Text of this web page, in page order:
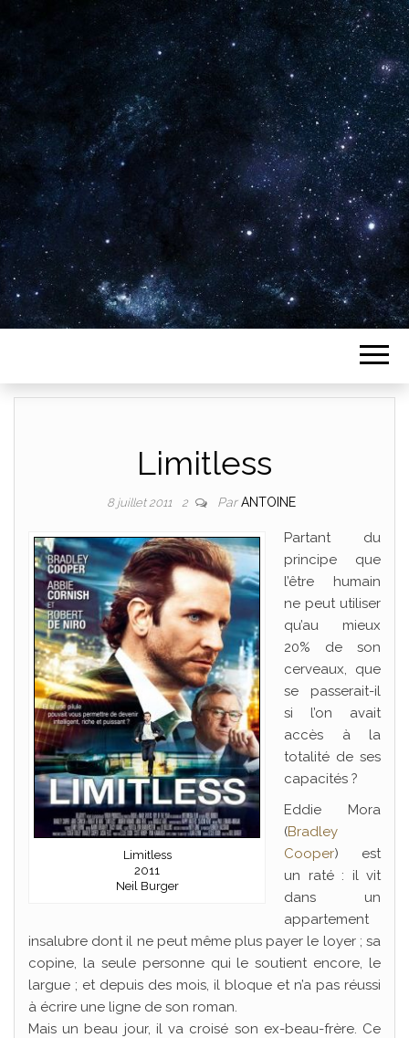
Plus de 2800 critiques de films
Limitless
8 juillet 2011 2 ParANTOINE
Limitless
2011
Neil Burger
Partant du
principe que
l’être humain
ne peut utiliser
qu’au mieux
20% de son
cerveaux, que
se passerait-il
si l’on avait
accès à la
totalité de ses
capacités ?
Eddie Mora
(Bradley
Cooper) est
un raté : il vit
dans un
appartement
insalubre dont il ne peut même plus payer le loyer ; sa
copine, la seule personne qui le soutient encore, le
largue ; et depuis des mois, il bloque et n’a pas réussi
à écrire une ligne de son roman.
Mais un beau jour, il va croisé son ex-beau-frère. Ce